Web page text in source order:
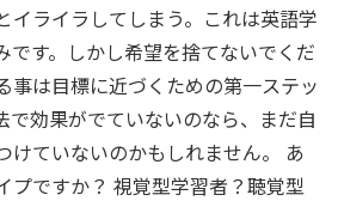
イライラしてしまう。これは英語学
です。しかし希望を捨てないでくだ
事は目標に近づくための第一ステッ
で効果がでていないのなら、まだ自
けていないのかもしれません。 あ
プですか？ 視覚型学習者？聴覚型